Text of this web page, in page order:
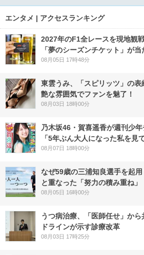
エンタメ | アクセスランキング
2027年のF1全レースを現地観
「夢のシーズンチケット」が当
08月05日 17時48分
東雲うみ、「スピリッツ」の
艶な雰囲気でファンを魅了！
08月03日 18時00分
乃木坂46・賀喜遥香が週刊少
「5年ぶん大人になった私を見
08月07日 18時00分
なぜ59歳の三浦知良選手を起
と重なった「努力の積み重ね」
08月05日 16時00分
うつ病治療、「医師任せ」か
ドラインが示す診療改革
08月03日 17時25分